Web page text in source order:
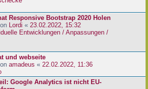
Responsive Bootstrap 2020 Holen
Lordi « 23.02.2022, 15:32
Entwicklungen / Anpassungen /
und webseite
amadeus « 22.02.2022, 11:36
Google Analytics ist nicht EU-